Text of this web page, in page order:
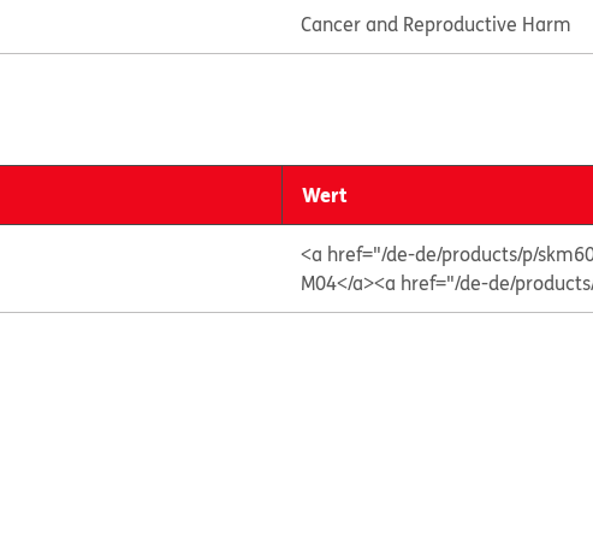
Cancer and Reproductive Harm
Wert
<a href="/de-de/products/p/
M04</a><a href="/de-de/